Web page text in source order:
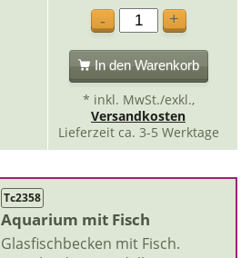
-
+
In den Warenkorb
* inkl. MwSt./exkl.,
Versandkosten
Lieferzeit ca. 3-5 Werktage
Tc2358
Aquarium mit Fisch
Glasfischbecken mit Fisch.